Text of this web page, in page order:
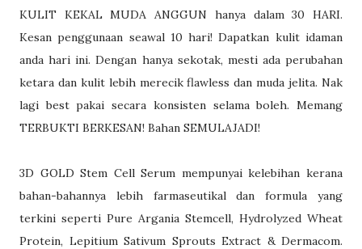
KULIT KEKAL MUDA ANGGUN hanya dalam 30 HARI.
Kesan penggunaan seawal 10 hari! Dapatkan kulit idaman
anda hari ini. Dengan hanya sekotak, mesti ada perubahan
ketara dan kulit lebih merecik flawless dan muda jelita. Nak
lagi best pakai secara konsisten selama boleh. Memang
TERBUKTI BERKESAN! Bahan SEMULAJADI!
3D GOLD Stem Cell Serum mempunyai kelebihan kerana
bahan-bahannya lebih farmaseutikal dan formula yang
terkini seperti Pure Argania Stemcell, Hydrolyzed Wheat
Protein, Lepitium Sativum Sprouts Extract & Dermacom.